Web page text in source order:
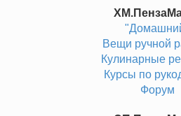
Вещи ручной
Кулинарные
Курсы по
Форум